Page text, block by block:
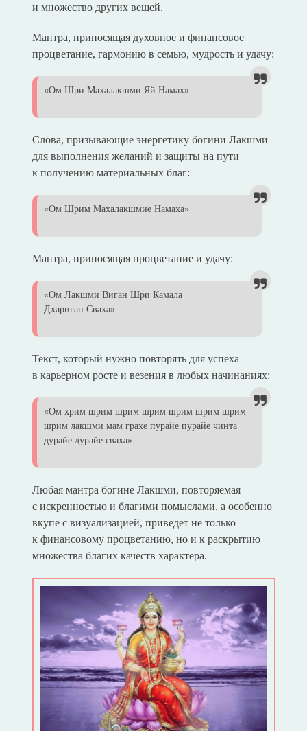
и множество других вещей.
Мантра, приносящая духовное и финансовое
процветание, гармонию в семью, мудрость и удачу:
«Ом Шри Махалакшми Яй Намах»
Слова, призывающие энергетику богини Лакшми
для выполнения желаний и защиты на пути
к получению материальных благ:
«Ом Шрим Махалакшмие Намаха»
Мантра, приносящая процветание и удачу:
«Ом Лакшми Виган Шри Камала
Дхариган Сваха»
Текст, который нужно повторять для успеха
в карьерном росте и везения в любых начинаниях:
«Ом хрим шрим шрим шрим шрим шрим шрим
шрим лакшми мам грахе пурайе пурайе чинта
дурайе дурайе сваха»
Любая мантра богине Лакшми, повторяемая
с искренностью и благими помыслами, а особенно
вкупе с визуализацией, приведет не только
к финансовому процветанию, но и к раскрытию
множества благих качеств характера.